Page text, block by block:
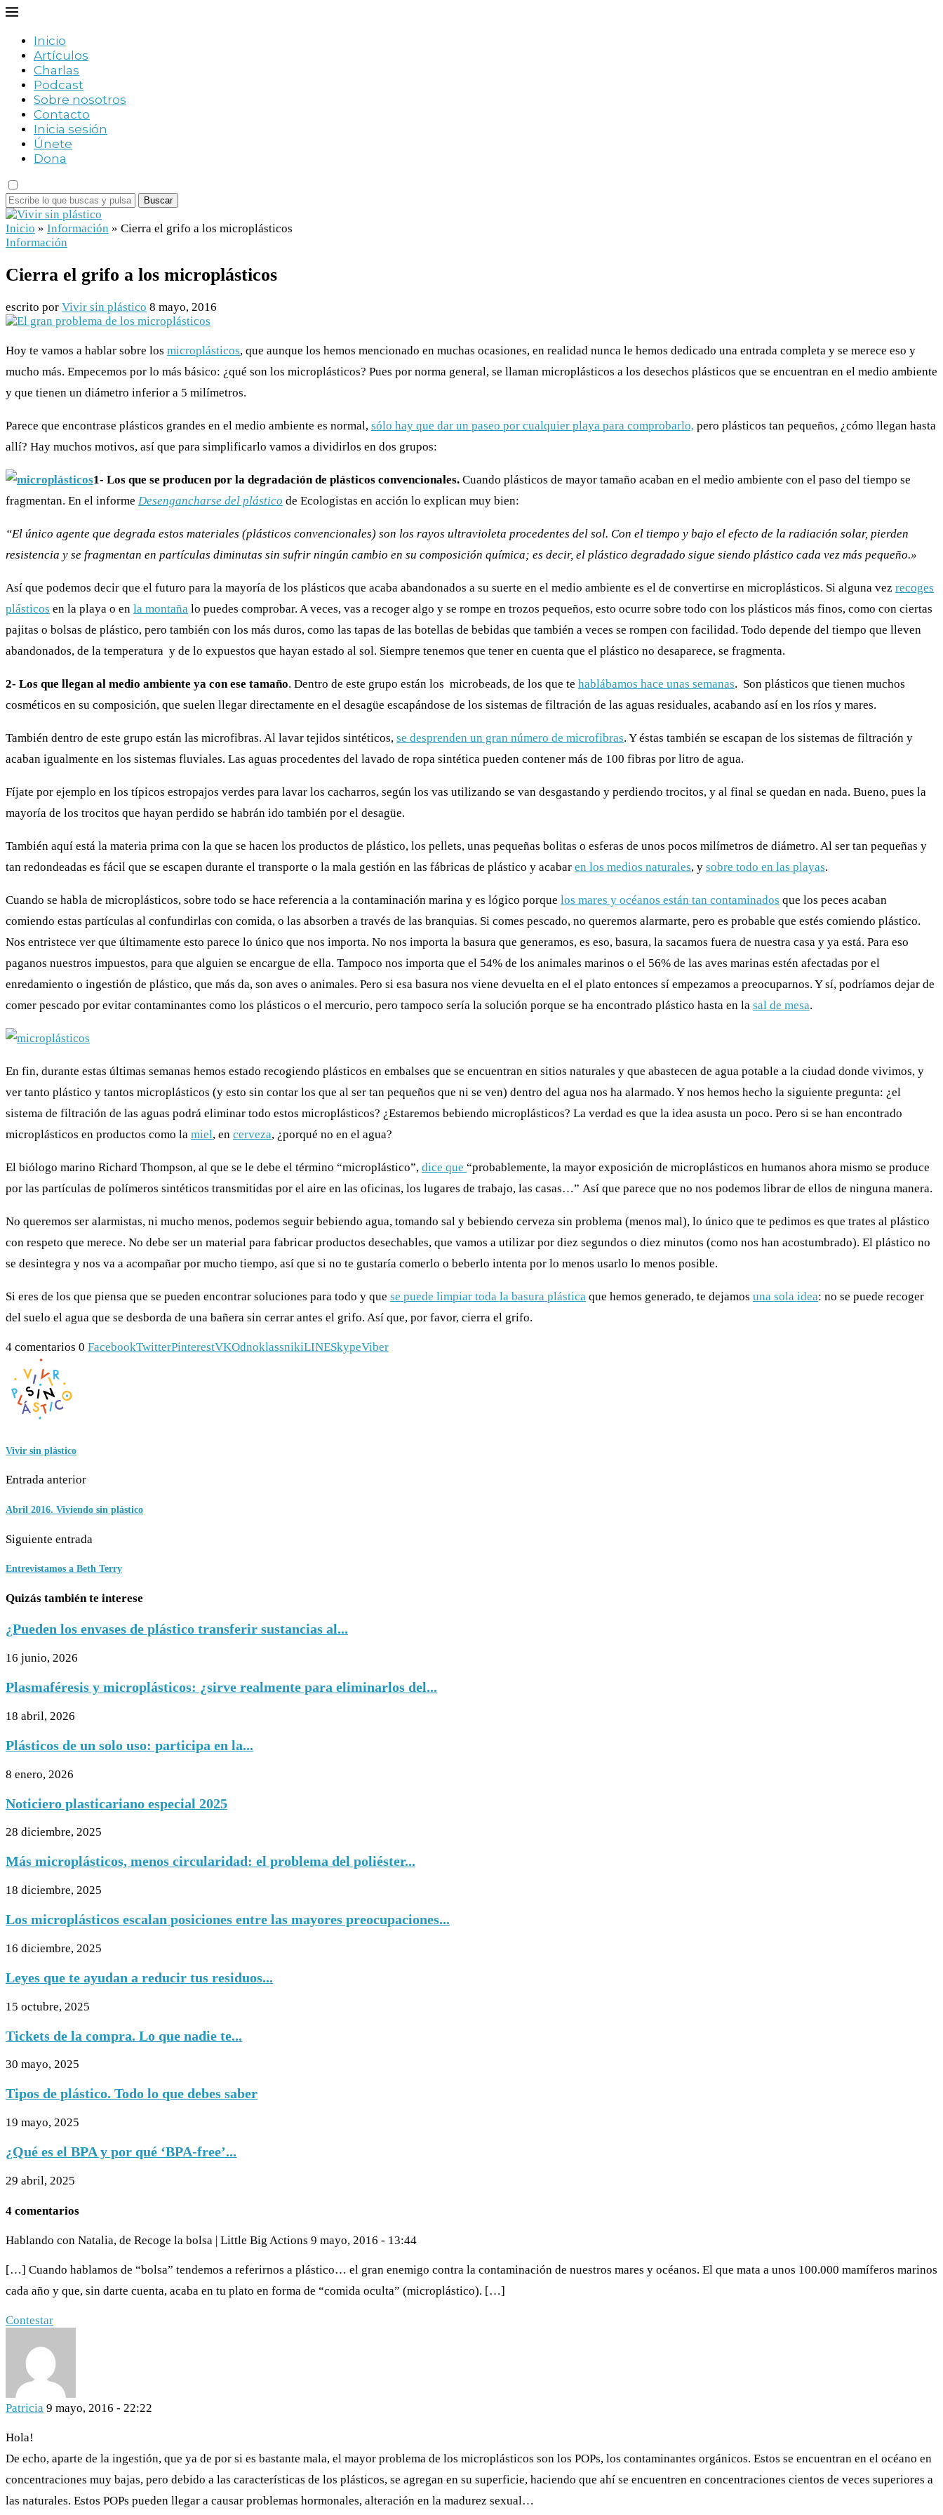
Inicio
Artículos
Charlas
Podcast
Sobre nosotros
Contacto
Inicia sesión
Únete
Dona
Buscar
Inicio » Información » Cierra el grifo a los microplásticos
Información
Cierra el grifo a los microplásticos
escrito por Vivir sin plástico 8 mayo, 2016
Hoy te vamos a hablar sobre los microplásticos, que aunque los hemos mencionado en muchas ocasiones, en realidad nunca le hemos dedicado una entrada completa y se merece eso y
mucho más. Empecemos por lo más básico: ¿qué son los microplásticos? Pues por norma general, se llaman microplásticos a los desechos plásticos que se encuentran en el medio ambiente
y que tienen un diámetro inferior a 5 milímetros.
Parece que encontrase plásticos grandes en el medio ambiente es normal, sólo hay que dar un paseo por cualquier playa para comprobarlo, pero plásticos tan pequeños, ¿cómo llegan hasta
allí? Hay muchos motivos, así que para simplificarlo vamos a dividirlos en dos grupos:
1- Los que se producen por la degradación de plásticos convencionales. Cuando plásticos de mayor tamaño acaban en el medio ambiente con el paso del tiempo se
fragmentan. En el informe Desengancharse del plástico de Ecologistas en acción lo explican muy bien:
“El único agente que degrada estos materiales (plásticos convencionales) son los rayos ultravioleta procedentes del sol. Con el tiempo y bajo el efecto de la radiación solar, pierden
resistencia y se fragmentan en partículas diminutas sin sufrir ningún cambio en su composición química; es decir, el plástico degradado sigue siendo plástico cada vez más pequeño.»
Así que podemos decir que el futuro para la mayoría de los plásticos que acaba abandonados a su suerte en el medio ambiente es el de convertirse en microplásticos. Si alguna vez recoges
plásticos en la playa o en la montaña lo puedes comprobar. A veces, vas a recoger algo y se rompe en trozos pequeños, esto ocurre sobre todo con los plásticos más finos, como con ciertas
pajitas o bolsas de plástico, pero también con los más duros, como las tapas de las botellas de bebidas que también a veces se rompen con facilidad. Todo depende del tiempo que lleven
abandonados, de la temperatura y de lo expuestos que hayan estado al sol. Siempre tenemos que tener en cuenta que el plástico no desaparece, se fragmenta.
2- Los que llegan al medio ambiente ya con ese tamaño. Dentro de este grupo están los microbeads, de los que te hablábamos hace unas semanas. Son plásticos que tienen muchos
cosméticos en su composición, que suelen llegar directamente en el desagüe escapándose de los sistemas de filtración de las aguas residuales, acabando así en los ríos y mares.
También dentro de este grupo están las microfibras. Al lavar tejidos sintéticos, se desprenden un gran número de microfibras. Y éstas también se escapan de los sistemas de filtración y
acaban igualmente en los sistemas fluviales. Las aguas procedentes del lavado de ropa sintética pueden contener más de 100 fibras por litro de agua.
Fíjate por ejemplo en los típicos estropajos verdes para lavar los cacharros, según los vas utilizando se van desgastando y perdiendo trocitos, y al final se quedan en nada. Bueno, pues la
mayoría de los trocitos que hayan perdido se habrán ido también por el desagüe.
También aquí está la materia prima con la que se hacen los productos de plástico, los pellets, unas pequeñas bolitas o esferas de unos pocos milímetros de diámetro. Al ser tan pequeñas y
tan redondeadas es fácil que se escapen durante el transporte o la mala gestión en las fábricas de plástico y acabar en los medios naturales, y sobre todo en las playas.
Cuando se habla de microplásticos, sobre todo se hace referencia a la contaminación marina y es lógico porque los mares y océanos están tan contaminados que los peces acaban
comiendo estas partículas al confundirlas con comida, o las absorben a través de las branquias. Si comes pescado, no queremos alarmarte, pero es probable que estés comiendo plástico.
Nos entristece ver que últimamente esto parece lo único que nos importa. No nos importa la basura que generamos, es eso, basura, la sacamos fuera de nuestra casa y ya está. Para eso
paganos nuestros impuestos, para que alguien se encargue de ella. Tampoco nos importa que el 54% de los animales marinos o el 56% de las aves marinas estén afectadas por el
enredamiento o ingestión de plástico, que más da, son aves o animales. Pero si esa basura nos viene devuelta en el el plato entonces sí empezamos a preocuparnos. Y sí, podríamos dejar de
comer pescado por evitar contaminantes como los plásticos o el mercurio, pero tampoco sería la solución porque se ha encontrado plástico hasta en la sal de mesa.
En fin, durante estas últimas semanas hemos estado recogiendo plásticos en embalses que se encuentran en sitios naturales y que abastecen de agua potable a la ciudad donde vivimos, y
ver tanto plástico y tantos microplásticos (y esto sin contar los que al ser tan pequeños que ni se ven) dentro del agua nos ha alarmado. Y nos hemos hecho la siguiente pregunta: ¿el
sistema de filtración de las aguas podrá eliminar todo estos microplásticos? ¿Estaremos bebiendo microplásticos? La verdad es que la idea asusta un poco. Pero si se han encontrado
microplásticos en productos como la miel, en cerveza, ¿porqué no en el agua?
El biólogo marino Richard Thompson, al que se le debe el término “microplástico”, dice que “probablemente, la mayor exposición de microplásticos en humanos ahora mismo se produce
por las partículas de polímeros sintéticos transmitidas por el aire en las oficinas, los lugares de trabajo, las casas…” Así que parece que no nos podemos librar de ellos de ninguna manera.
No queremos ser alarmistas, ni mucho menos, podemos seguir bebiendo agua, tomando sal y bebiendo cerveza sin problema (menos mal), lo único que te pedimos es que trates al plástico
con respeto que merece. No debe ser un material para fabricar productos desechables, que vamos a utilizar por diez segundos o diez minutos (como nos han acostumbrado). El plástico no
se desintegra y nos va a acompañar por mucho tiempo, así que si no te gustaría comerlo o beberlo intenta por lo menos usarlo lo menos posible.
Si eres de los que piensa que se pueden encontrar soluciones para todo y que se puede limpiar toda la basura plástica que hemos generado, te dejamos una sola idea: no se puede recoger
del suelo el agua que se desborda de una bañera sin cerrar antes el grifo. Así que, por favor, cierra el grifo.
4 comentarios 0 FacebookTwitterPinterestVKOdnoklassnikiLINESkypeViber
Vivir sin plástico
Entrada anterior
Abril 2016. Viviendo sin plástico
Siguiente entrada
Entrevistamos a Beth Terry
Quizás también te interese
¿Pueden los envases de plástico transferir sustancias al...
16 junio, 2026
Plasmaféresis y microplásticos: ¿sirve realmente para eliminarlos del...
18 abril, 2026
Plásticos de un solo uso: participa en la...
8 enero, 2026
Noticiero plasticariano especial 2025
28 diciembre, 2025
Más microplásticos, menos circularidad: el problema del poliéster...
18 diciembre, 2025
Los microplásticos escalan posiciones entre las mayores preocupaciones...
16 diciembre, 2025
Leyes que te ayudan a reducir tus residuos...
15 octubre, 2025
Tickets de la compra. Lo que nadie te...
30 mayo, 2025
Tipos de plástico. Todo lo que debes saber
19 mayo, 2025
¿Qué es el BPA y por qué ‘BPA-free’...
29 abril, 2025
4 comentarios
Hablando con Natalia, de Recoge la bolsa | Little Big Actions 9 mayo, 2016 - 13:44
[…] Cuando hablamos de “bolsa” tendemos a referirnos a plástico… el gran enemigo contra la contaminación de nuestros mares y océanos. El que mata a unos 100.000 mamíferos marinos
cada año y que, sin darte cuenta, acaba en tu plato en forma de “comida oculta” (microplástico). […]
Contestar
Patricia 9 mayo, 2016 - 22:22
Hola!
De echo, aparte de la ingestión, que ya de por si es bastante mala, el mayor problema de los microplásticos son los POPs, los contaminantes orgánicos. Estos se encuentran en el océano en
concentraciones muy bajas, pero debido a las características de los plásticos, se agregan en su superficie, haciendo que ahí se encuentren en concentraciones cientos de veces superiores a
las naturales. Estos POPs pueden llegar a causar problemas hormonales, alteración en la madurez sexual…